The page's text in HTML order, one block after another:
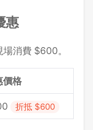
惠
消費 $600。
價格
折抵 $600